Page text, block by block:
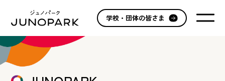
学校・団体の皆さま